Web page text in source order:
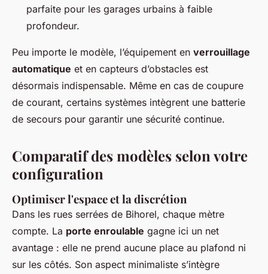
parfaite pour les garages urbains à faible
profondeur.
Peu importe le modèle, l’équipement en verrouillage
automatique et en capteurs d’obstacles est
désormais indispensable. Même en cas de coupure
de courant, certains systèmes intègrent une batterie
de secours pour garantir une sécurité continue.
Comparatif des modèles selon votre
configuration
Optimiser l'espace et la discrétion
Dans les rues serrées de Bihorel, chaque mètre
compte. La porte enroulable gagne ici un net
avantage : elle ne prend aucune place au plafond ni
sur les côtés. Son aspect minimaliste s’intègre